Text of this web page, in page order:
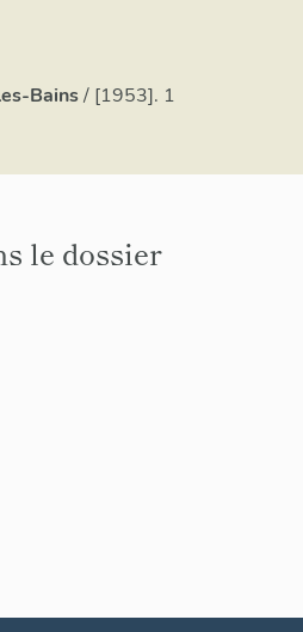
Bains/ [1953]. 1
le dossier